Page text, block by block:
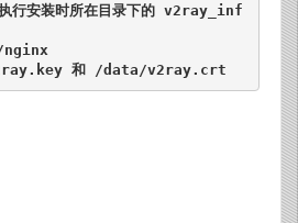
行安装时所在目录下的 v2ray_inf
和 /data/v2ray.crt